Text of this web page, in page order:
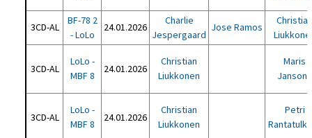
3CD-AL
BF-78 2
- LoLo
24.01.2026
Charlie
Jespergaard
Jose Ramos
3CD-AL
LoLo -
MBF 8
24.01.2026
Christian
Liukkonen
Maris
Jansons
3CD-AL
LoLo -
MBF 8
24.01.2026
Christian
Liukkonen
Petri